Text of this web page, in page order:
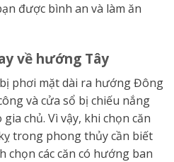
được bình an và làm ăn
về hướng Tây
phơi mặt dài ra hướng Đông
và cửa sổ bị chiếu nắng
chủ. Vì vậy, khi chọn căn
trong phong thủy cần biết
chọn các căn có hướng ban